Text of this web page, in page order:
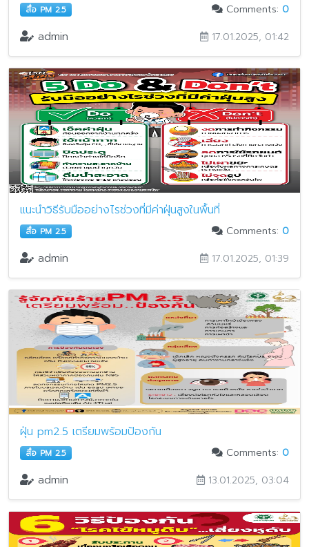
สื่อ PM 2.5 Comments: 0
admin 17.01.2025, 01:42
แนะนำวิธีรับมืออย่างไรช่วงที่มีค่าฝุ่นสูงในพื้นที่
สื่อ PM 2.5 Comments: 0
admin 17.01.2025, 01:39
ฝุ่น pm2.5 เตรียมพร้อมป้องกัน
สื่อ PM 2.5 Comments: 0
admin 13.01.2025, 03:04